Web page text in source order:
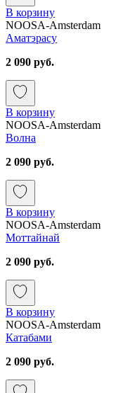
В корзину
NOOSA-Amsterdam
Аматэрасу
2 090 руб.
В корзину
NOOSA-Amsterdam
Волна
2 090 руб.
В корзину
NOOSA-Amsterdam
Моттайнай
2 090 руб.
В корзину
NOOSA-Amsterdam
Катабами
2 090 руб.